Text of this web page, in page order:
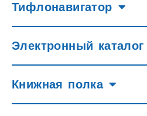
Тифлонавигатор
Электронный каталог
Книжная полка